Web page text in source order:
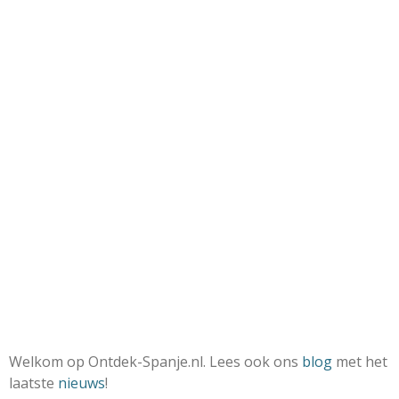
Welkom op Ontdek-Spanje.nl. Lees ook ons blog met het
laatste nieuws!